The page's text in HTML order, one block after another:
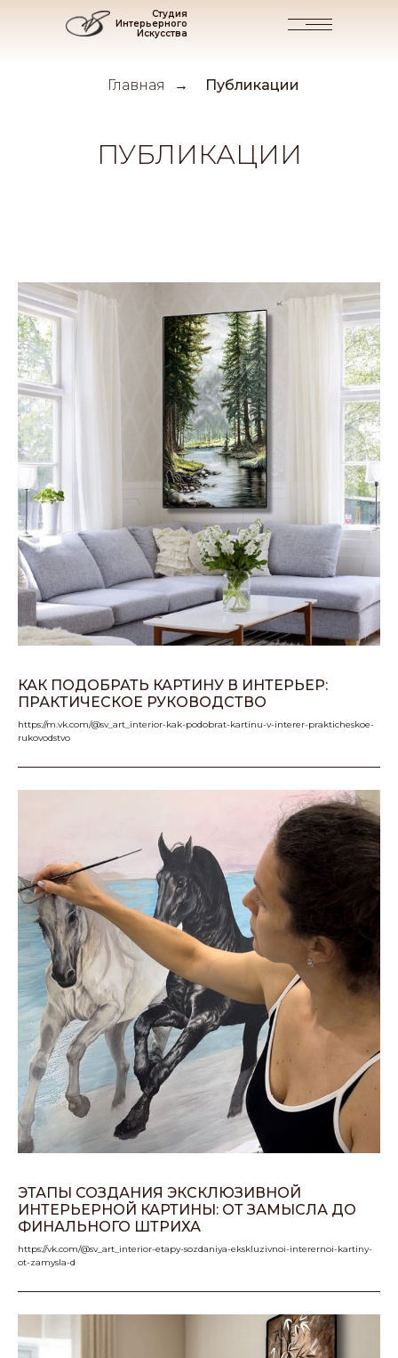
Студия
Интерьерного
Искусства
Главная → Публикации
ПУБЛИКАЦИИ
КАК ПОДОБРАТЬ КАРТИНУ В ИНТЕРЬЕР:
ПРАКТИЧЕСКОЕ РУКОВОДСТВО
https://m.vk.com/@sv_art_interior-kak-podobrat-kartinu-v-interer-prakticheskoe-
rukovodstvo
ЭТАПЫ СОЗДАНИЯ ЭКСКЛЮЗИВНОЙ
ИНТЕРЬЕРНОЙ КАРТИНЫ: ОТ ЗАМЫСЛА ДО
ФИНАЛЬНОГО ШТРИХА
https://vk.com/@sv_art_interior-etapy-sozdaniya-ekskluzivnoi-interernoi-kartiny-
ot-zamysla-d